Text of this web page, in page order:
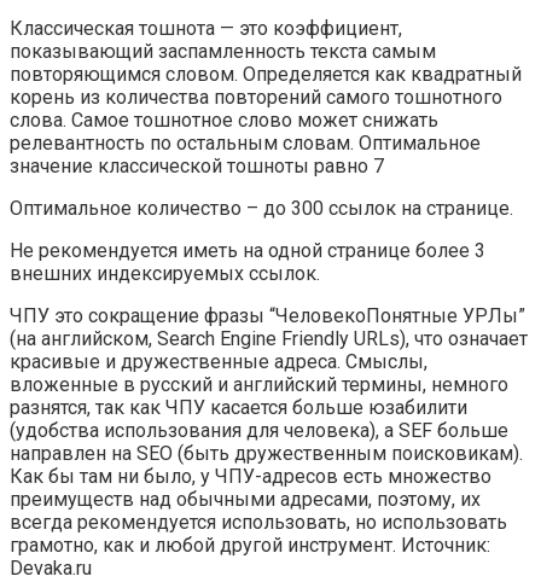
Классическая тошнота — это коэффициент,
показывающий заспамленность текста самым
повторяющимся словом. Определяется как квадратный
корень из количества повторений самого тошнотного
слова. Самое тошнотное слово может снижать
релевантность по остальным словам. Оптимальное
значение классической тошноты равно 7
Оптимальное количество – до 300 ссылок на странице.
Не рекомендуется иметь на одной странице более 3
внешних индексируемых ссылок.
ЧПУ это сокращение фразы “ЧеловекоПонятные УРЛы”
(на английском, Search Engine Friendly URLs), что означает
красивые и дружественные адреса. Смыслы,
вложенные в русский и английский термины, немного
разнятся, так как ЧПУ касается больше юзабилити
(удобства использования для человека), а SEF больше
направлен на SEO (быть дружественным поисковикам).
Как бы там ни было, у ЧПУ-адресов есть множество
преимуществ над обычными адресами, поэтому, их
всегда рекомендуется использовать, но использовать
грамотно, как и любой другой инструмент. Источник:
Devaka.ru